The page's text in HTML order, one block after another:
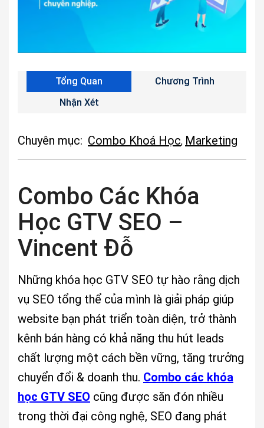
Tổng Quan
Chương Trình
Nhận Xét
Chuyên mục: Combo Khoá Học, Marketing
Combo Các Khóa
Học GTV SEO –
Vincent Đỗ
Những khóa học GTV SEO tự hào rằng dịch
vụ SEO tổng thể của mình là giải pháp giúp
website bạn phát triển toàn diện, trở thành
kênh bán hàng có khả năng thu hút leads
chất lượng một cách bền vững, tăng trưởng
chuyển đổi & doanh thu. Combo các khóa
học GTV SEO cũng được săn đón nhiều
trong thời đại công nghệ, SEO đang phát